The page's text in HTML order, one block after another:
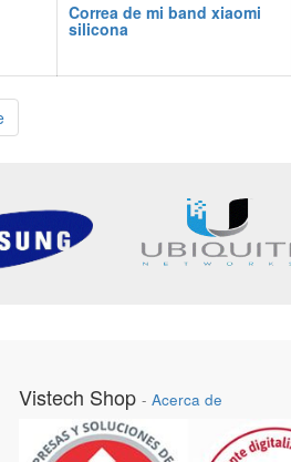
Correa de mi band xiaomi
silicona
Vistech Shop - Acerca de